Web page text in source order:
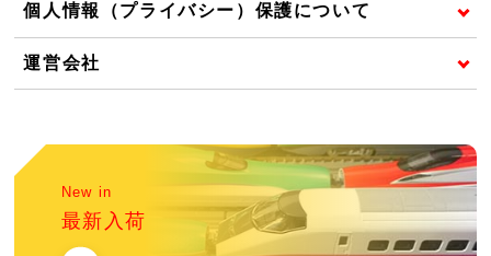
個人情報（プライバシー）保護について
運営会社
New in
最新入荷